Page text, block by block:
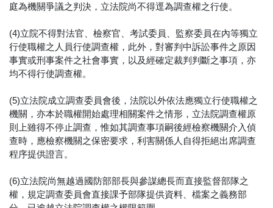
庭為機關爭議之判決，立法院尚不得逕為調查權之行使。
(4)立院不得對法官、檢察官、考試委員、監察委員在內等獨立
行使職權之人員行使調查權，此外，對審判中訴訟事件之原因
事實或刑事案件之社會事實，以及經確定裁判判斷之事項，亦
均不得行使調查權。
(5)立法院成立調查委員會後，法院以外依法應獨立行使職權之
機關，亦本於職權開始處理相關案件之情形，立法院調查權原
則上雖得不停止調查，惟如其調查事項嗣後經檢察機關介入偵
查時，應檢察機關之保密要求，利害關係人自得拒絕出席調查
程序提供證言。
(6)立法院尚無越過國防部部長與參謀總長而直接監督部隊之
權，規定調查委員會直接課予部隊提供資料、檔案之義務部